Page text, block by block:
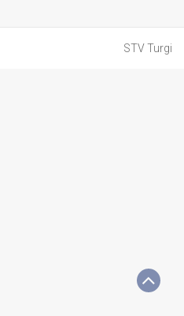
STV Turgi